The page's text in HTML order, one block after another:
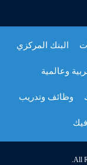
البنك المركزي
وعالمية
وظائف وتدريب